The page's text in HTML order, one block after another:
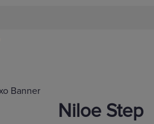
Niloe Step